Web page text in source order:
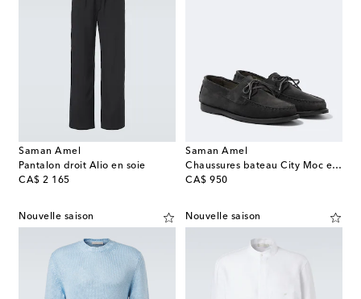
Saman Amel
Pantalon droit Alio en soie
CA$ 2 165
original price
Saman Amel
Chaussures bateau City Moc en daim
CA$ 950
original price
Nouvelle saison Nouvelle saison